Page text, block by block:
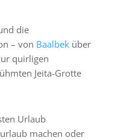
die
– von Baalbek über
quirligen
Jeita-Grotte
Urlaub
machen oder